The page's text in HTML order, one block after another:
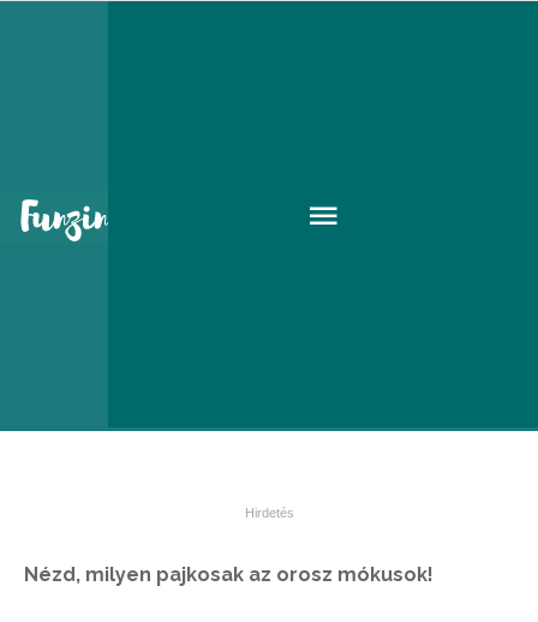
Nézd, milyen pajkosak az orosz mókusok!